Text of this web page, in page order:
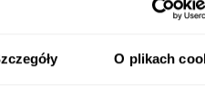
O plikach
tras, postojów czy stylu